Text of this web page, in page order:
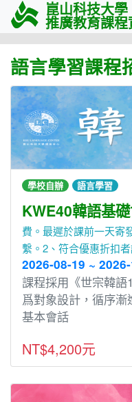
崑山科技大學
推廣教育課
語言學習課程
學校自辦 語言學習
KWE40韓語基
費。最遲於課前一天寄
繫。2、符合優惠折扣
2026-08-19 ~
課程採⽤《世宗韓
爲對象設計，循序
基本會話
NT$4,200元